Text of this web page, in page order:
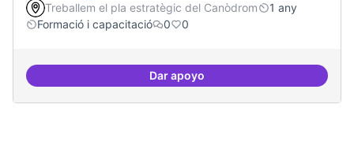
Treballem el pla estratègic del Canòdrom
1 any
Formació i capacitació
0 0
Dar apoyoFormacions en la